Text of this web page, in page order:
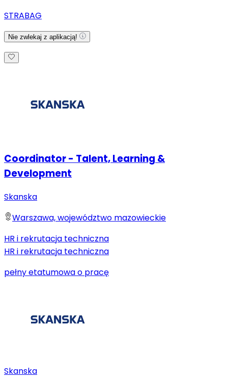
STRABAG
Nie zwlekaj z aplikacją!
Coordinator - Talent, Learning &
Development
Skanska
Warszawa, województwo mazowieckie
HR i rekrutacja techniczna
HR i rekrutacja techniczna
pełny etatumowa o pracę
Skanska